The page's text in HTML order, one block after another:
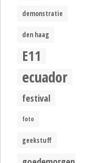
demonstratie
den haag
E11
ecuador
festival
foto
geekstuff